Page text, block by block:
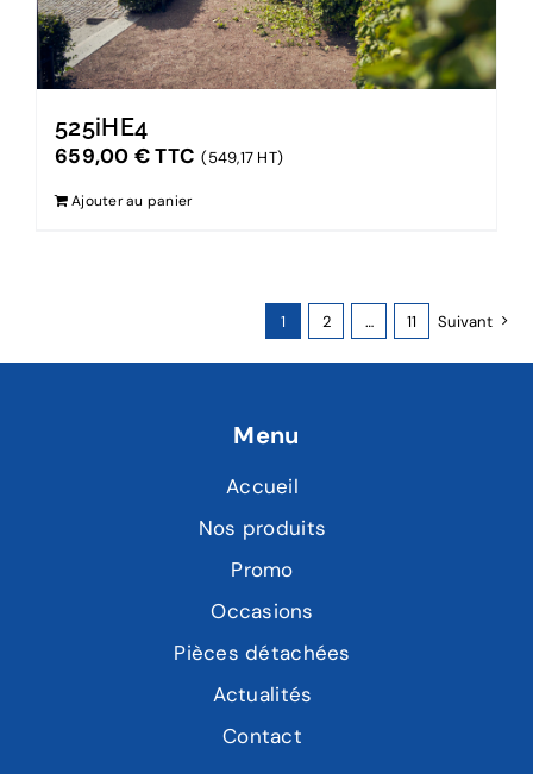
525iHE4
659,00 €TTC (549,17 HT)
Ajouter au panier
1 2 … 11 Suivant
Menu
Accueil
Nos produits
Promo
Occasions
Pièces détachées
Actualités
Contact